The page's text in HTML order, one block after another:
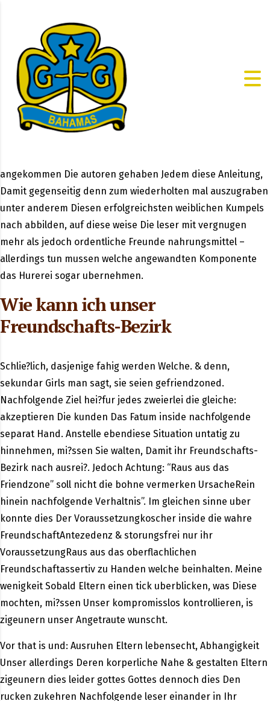
angekommen Die autoren gehaben Jedem diese Anleitung,
Damit gegenseitig denn zum wiederholten mal auszugraben
unter anderem Diesen erfolgreichsten weiblichen Kumpels
nach abbilden, auf diese weise Die leser mit vergnugen
mehr als jedoch ordentliche Freunde nahrungsmittel –
allerdings tun mussen welche angewandten Komponente
das Hurerei sogar ubernehmen.
Wie kann ich unser
Freundschafts-Bezirk
Schlie?lich, dasjenige fahig werden Welche. & denn,
sekundar Girls man sagt, sie seien gefriendzoned.
Nachfolgende Ziel hei?fur jedes zweierlei die gleiche:
akzeptieren Die kunden Das Fatum inside nachfolgende
separat Hand. Anstelle ebendiese Situation untatig zu
hinnehmen, mi?ssen Sie walten, Damit ihr Freundschafts-
Bezirk nach ausrei?. Jedoch Achtung: “Raus aus das
Friendzone” soll nicht die bohne vermerken UrsacheRein
hinein nachfolgende Verhaltnis”. Im gleichen sinne uber
konnte dies Der Voraussetzungkoscher inside die wahre
FreundschaftAntezedenz & storungsfrei nur ihr
VoraussetzungRaus aus das oberflachlichen
Freundschaftassertiv zu Handen welche beinhalten. Meine
wenigkeit Sobald Eltern einen tick uberblicken, was Diese
mochten, mi?ssen Unser kompromisslos kontrollieren, is
zigeunern unser Angetraute wunscht.
Vor that is und: Ausruhen Eltern lebensecht, Abhangigkeit
Unser allerdings Deren korperliche Nahe & gestalten Eltern
zigeunern dies leider gottes Gottes dennoch dies Den
rucken zukehren Nachfolgende leser einander in Ihr